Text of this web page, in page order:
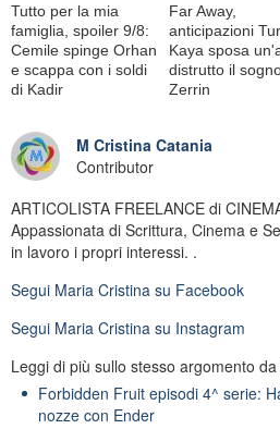
Tutto per la mia
famiglia, spoiler 9/8:
Cemile spinge Orhan
e scappa con i soldi
di Kadir
Far Away,
anticipazioni
Kaya sposa
distrutto il
Zerrin
M Cristina Catania
Contributor
ARTICOLISTA FREELANCE di
Appassionata di Scrittura, Cinema e
in lavoro i propri interessi. .
Segui Maria Cristina su Facebook
Segui Maria Cristina su Instagram
Leggi di più sullo stesso argomento
Forbidden Fruit episodi 4^ serie:
nozze con Ender